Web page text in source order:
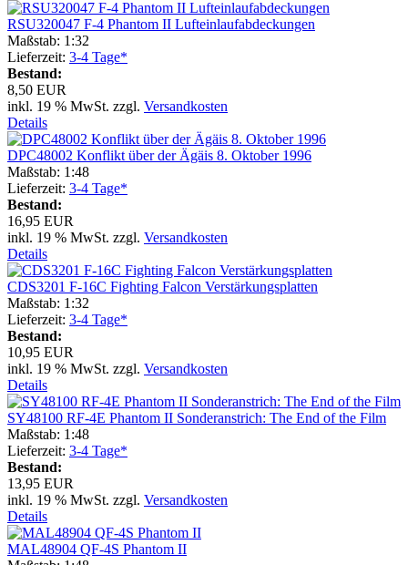
RSU320047 F-4 Phantom II Lufteinlaufabdeckungen
Maßstab: 1:32
Lieferzeit: 3-4 Tage*
Bestand:
8,50 EUR
inkl. 19 % MwSt. zzgl. Versandkosten
Details
DPC48002 Konflikt über der Ägäis 8. Oktober 1996
Maßstab: 1:48
Lieferzeit: 3-4 Tage*
Bestand:
16,95 EUR
inkl. 19 % MwSt. zzgl. Versandkosten
Details
CDS3201 F-16C Fighting Falcon Verstärkungsplatten
Maßstab: 1:32
Lieferzeit: 3-4 Tage*
Bestand:
10,95 EUR
inkl. 19 % MwSt. zzgl. Versandkosten
Details
SY48100 RF-4E Phantom II Sonderanstrich: The End of the Film
Maßstab: 1:48
Lieferzeit: 3-4 Tage*
Bestand:
13,95 EUR
inkl. 19 % MwSt. zzgl. Versandkosten
Details
MAL48904 QF-4S Phantom II